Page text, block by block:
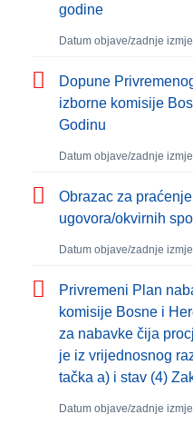
godine
Datum objave/zadnje
Dopune
izborne komisije
Godinu
Datum objave/zadnje
Obrazac za
ugovora/okvirnih
Datum objave/zadnje
Privremeni Plan
komisije Bosne i
za nabavke čija
je iz vrijednosnog
tačka a) i stav (4)
Datum objave/zadnje